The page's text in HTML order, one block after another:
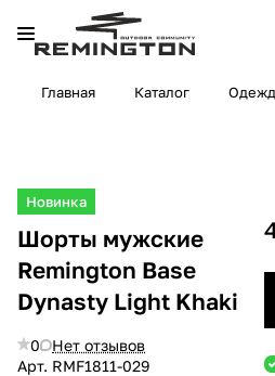
Главная Каталог
Новинка
Шорты мужские
Remington Base
Dynasty Light Khaki
0
Нет отзывов
Арт. RMF1811-029